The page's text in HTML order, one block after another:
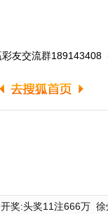
交流群189143408（
奖:头奖11注666万 徐